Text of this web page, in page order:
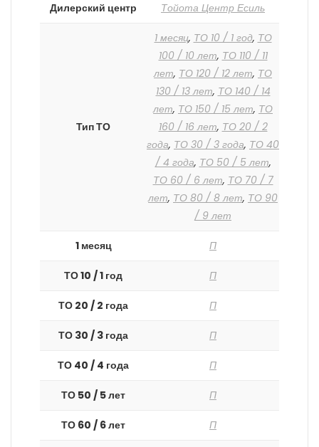
Дилерский центр Тойота Центр Есиль
Тип ТО
1 месяц, ТО 10 / 1 год, ТО
100 / 10 лет, ТО 110 / 11
лет, ТО 120 / 12 лет, ТО
130 / 13 лет, ТО 140 / 14
лет, ТО 150 / 15 лет, ТО
160 / 16 лет, ТО 20 / 2
года, ТО 30 / 3 года, ТО 40
/ 4 года, ТО 50 / 5 лет,
ТО 60 / 6 лет, ТО 70 / 7
лет, ТО 80 / 8 лет, ТО 90
/ 9 лет
1 месяц П
ТО 10 / 1 год П
ТО 20 / 2 года П
ТО 30 / 3 года П
ТО 40 / 4 года П
ТО 50 / 5 лет П
ТО 60 / 6 лет П